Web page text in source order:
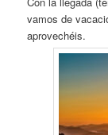
vamos de
aprovechéis.